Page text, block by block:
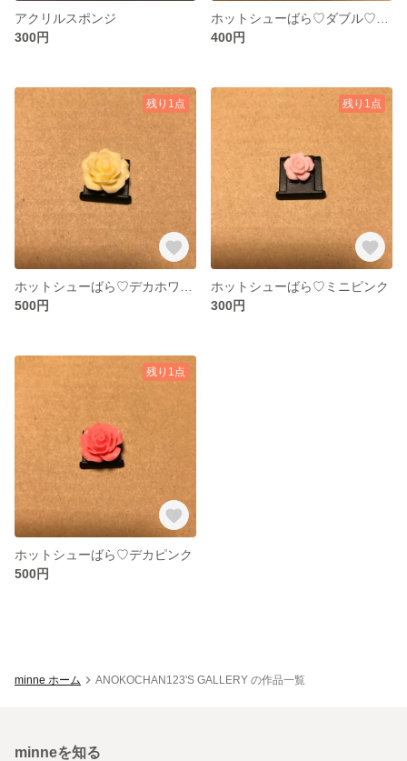
アクリルスポンジ
300円
400円
残り1点
500円
残り1点
ホットシューばら♡ミニピンク
300円
残り1点
ホットシューばら♡デカピンク
500円
minne ホーム ANOKOCHAN123'S GALLERY の作品一覧
minneを知る